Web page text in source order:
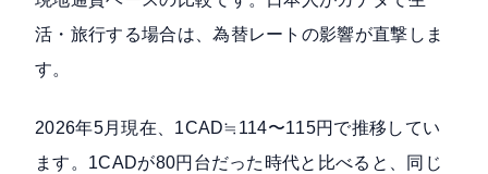
活・旅行する場合は、為替レートの影響が直撃しま
す。
2026年5月現在、1CAD≒114〜115円 で推移してい
ます。1CADが80円台だった時代と比べると、同じ